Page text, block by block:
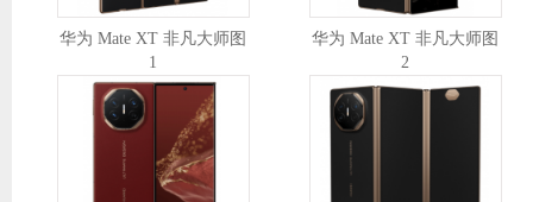
华为 Mate XT 非凡大师图
1
华为 Mate XT 非凡大师图
2